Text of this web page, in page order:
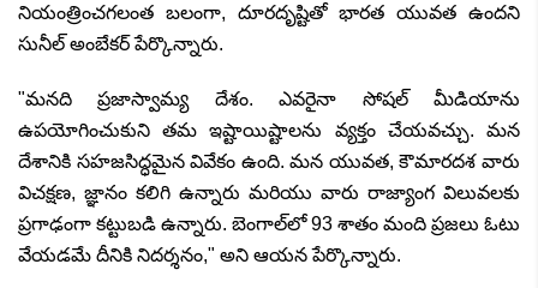
నియంత్రించగలంత బలంగా, దూరదృష్టితో భారత యువత ఉందని
సునీల్ అంబేకర్ పేర్కొన్నారు.
"మనది ప్రజాస్వామ్య దేశం. ఎవరైనా సోషల్ మీడియాను
ఉపయోగించుకుని తమ ఇష్టాయిష్టాలను వ్యక్తం చేయవచ్చు. మన
దేశానికి సహజసిద్ధమైన వివేకం ఉంది. మన యువత,కౌమారదశ వారు
విచక్షణ, జ్ఞానం కలిగి ఉన్నారు మరియు వారు రాజ్యాంగ విలువలకు
ప్రగాఢంగా కట్టుబడి ఉన్నారు. బెంగాల్‌లో93 శాతం మంది ప్రజలు ఓటు
వేయడమే దీనికి నిదర్శనం," అని ఆయన పేర్కొన్నారు.